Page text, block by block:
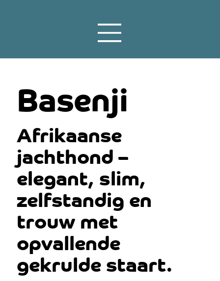
Basenji
Afrikaanse
jachthond –
elegant, slim,
zelfstandig en
trouw met
opvallende
gekrulde staart.